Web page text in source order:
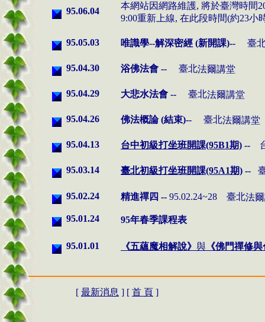
95.06.04
本網站因網路維護, 將於臺灣時間
9:00重新上線, 在此段時間(約23小
95.05.03 唯識學--解深密經 (新開課)-- 臺
95.04.30 浴佛法會 -- 臺北法爾講堂
95.04.29 大悲水法會 -- 臺北法爾講堂
95.04.26 佛法概論 (結束)-- 臺北法爾講堂
95.04.13 台中初級打坐班開課(95B1期) --
95.03.14 臺北初級打坐班開課(95A1期) --
95.02.24 精進禪四 -- 95.02.24~28 臺北法
95.01.24 95年春季課程表
95.01.01 《五蘊魔相解說》 與 《佛門禪修
[ 最新消息 ] [ 首 頁 ]